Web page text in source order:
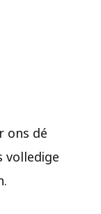
ons dé
volledige